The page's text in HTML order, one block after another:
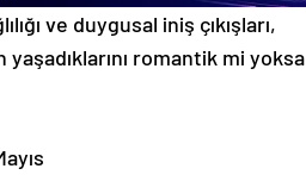
ve duygusal iniş çıkışları,
romantik mi yoksa